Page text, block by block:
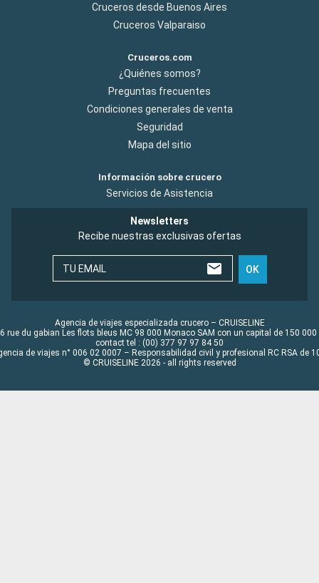
Cruceros desde Buenos Aires
Cruceros Valparaiso
Cruceros.com
¿Quiénes somos?
Preguntas frecuentes
Condiciones generales de venta
Seguridad
Mapa del sitio
Información sobre crucero
Servicios de Asistencia
Newsletters
Recibe nuestras exclusivas ofertas
TU EMAIL OK
Agencia de viajes especializada crucero – CRUISELINE
rue du gabian Les flots bleus MC 98 000 Monaco SAM con un capital de 150 000
contact tel : (00) 377 97 97 84 50
de viajes n° 006 02 0007 – Responsabilidad civil y profesional RC RSA de
© CRUISELINE 2026 - all rights reserved